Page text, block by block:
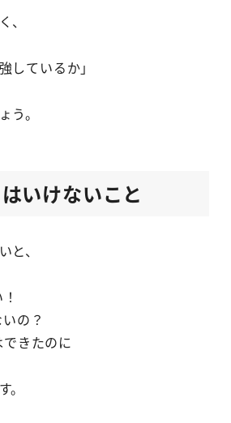
、
しているか」
う。
いけないこと
と、
の？
きたのに